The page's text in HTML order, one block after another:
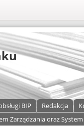
BIP Redakcja
Zarządzania oraz